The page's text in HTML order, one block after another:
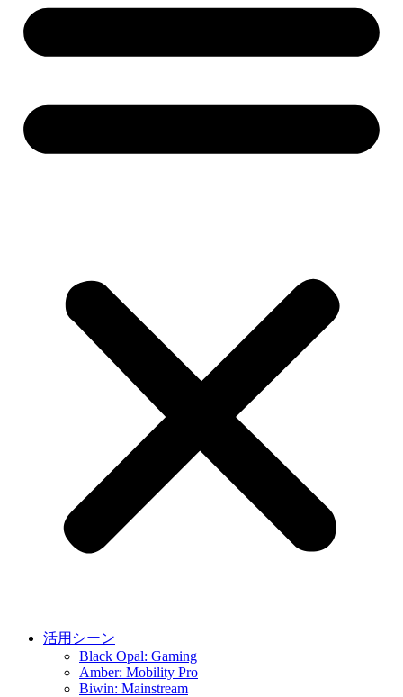
活用シーン
Black Opal: Gaming
Amber: Mobility Pro
Biwin: Mainstream